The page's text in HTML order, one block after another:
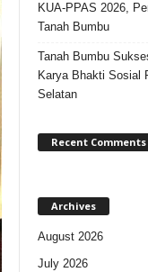
KUA-PPAS 2026,
Tanah Bumbu
Tanah Bumbu
Karya Bhakti Sosial
Selatan
Recent Comments
Archives
August 2026
July 2026